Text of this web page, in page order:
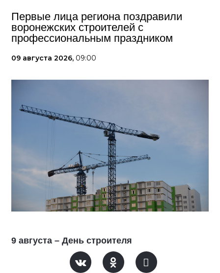
Первые лица региона поздравили
воронежских строителей с
профессиональным праздником
09 августа 2026, 09:00
9 августа – День строителя